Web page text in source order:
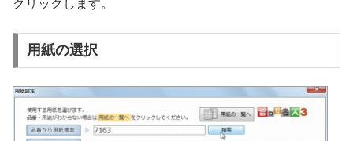
クリックします。
用紙の選択